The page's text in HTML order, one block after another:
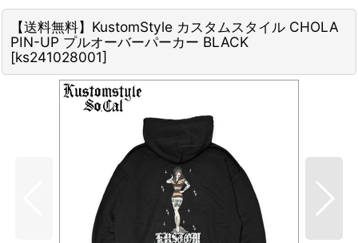
【送料無料】KustomStyle カスタムスタイル CHOLA
PIN-UP プルオーバーパーカー BLACK
[ks241028001]